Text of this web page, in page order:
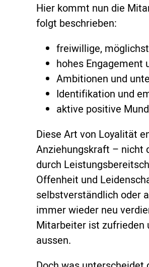
Hier kommt nun die
folgt beschrieben:
freiwillige,
hohes Engagement
Ambitionen und
Identifikation und
aktive positive
Diese Art von Loyalität
Anziehungskraft – nicht
durch
Offenheit und
selbstverständlich oder
immer wieder neu
Mitarbeiter ist zufrieden
aussen.